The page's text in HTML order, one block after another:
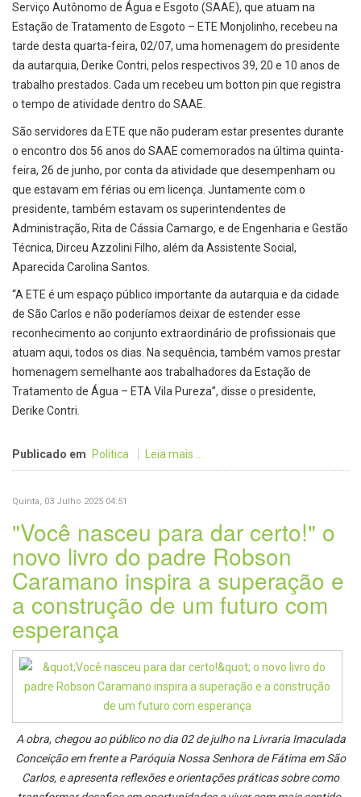
Serviço Autônomo de Água e Esgoto (SAAE), que atuam na
Estação de Tratamento de Esgoto – ETE Monjolinho, recebeu na
tarde desta quarta-feira, 02/07, uma homenagem do presidente
da autarquia, Derike Contri, pelos respectivos 39, 20 e 10 anos de
trabalho prestados. Cada um recebeu um botton pin que registra
o tempo de atividade dentro do SAAE.
São servidores da ETE que não puderam estar presentes durante
o encontro dos 56 anos do SAAE comemorados na última quinta-
feira, 26 de junho, por conta da atividade que desempenham ou
que estavam em férias ou em licença. Juntamente com o
presidente, também estavam os superintendentes de
Administração, Rita de Cássia Camargo, e de Engenharia e Gestão
Técnica, Dirceu Azzolini Filho, além da Assistente Social,
Aparecida Carolina Santos.
“A ETE é um espaço público importante da autarquia e da cidade
de São Carlos e não poderíamos deixar de estender esse
reconhecimento ao conjunto extraordinário de profissionais que
atuam aqui, todos os dias. Na sequência, também vamos prestar
homenagem semelhante aos trabalhadores da Estação de
Tratamento de Água – ETA Vila Pureza”, disse o presidente,
Derike Contri.
Publicado em Política Leia mais ...
Quinta, 03 Julho 2025 04:51
"Você nasceu para dar certo!" o
novo livro do padre Robson
Caramano inspira a superação e
a construção de um futuro com
esperança
A obra, chegou ao público no dia 02 de julho na Livraria Imaculada
Conceição em frente a Paróquia Nossa Senhora de Fátima em São
Carlos, e apresenta reflexões e orientações práticas sobre como